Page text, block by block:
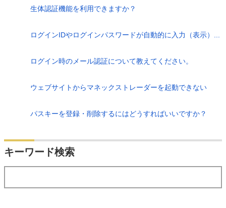
生体認証機能を利用できますか？
ログインIDやログインパスワードが自動的に入力（表示）...
ログイン時のメール認証について教えてください。
ウェブサイトからマネックストレーダーを起動できない
パスキーを登録・削除するにはどうすればいいですか？
キーワード検索